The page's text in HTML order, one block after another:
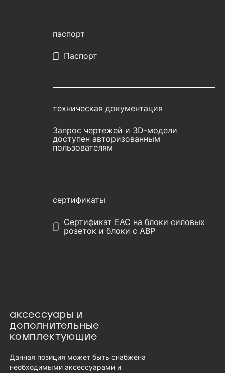
паспорт
Паспорт
техническая документация
Запрос чертежей и 3D-модели
доступен авторизованным
пользователям
сертификаты
Сертификат EAC на блоки силовых
розеток и блоки с АВР
аксессуары и
дополнительные
комплектующие
Данная позиция может быть снабжена
необходимыми аксессуарами и